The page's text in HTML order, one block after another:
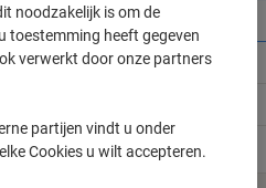
€ 7,29
€ 6,79 -6%
voorraad Levertijd 2-3 werkdagen
noodzakelijk is om de
toestemming heeft gegeven
verwerkt door onze partners
partijen vindt u onder
Cookies u wilt accepteren.